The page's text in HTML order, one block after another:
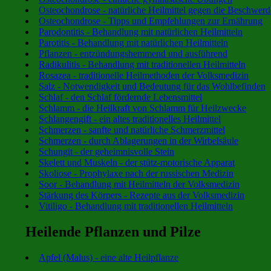
Osteochondrose - natürliche Heilmittel gegen die
Osteochondrose - Tipps und Empfehlungen zur Ernährung
Parodontitis - Behandlung mit natürlichen Heilmitteln
Parotitis - Behandlung mit natürlichen Heilmitteln
Pflanzen - entzündungshemmend und ausführend
Radikulitis - Behandlung mit traditionellen Heilmitteln
Rosazea - traditionelle Heilmethoden der Volksmedizin
Salz - Notwendigkeit und Bedeutung für das Wohlbefinden
Schlaf - den Schlaf fördernde Lebensmittel
Schlamm - die Heilkraft von Schlamm für Heilzwecke
Schlangengift - ein altes traditionelles Heilmittel
Schmerzen - sanfte und natürliche Schmerzmittel
Schmerzen - durch Ablagerungen in der Wirbelsäule
Schungit - der geheimnisvolle Stein
Skelett und Muskeln - der stütz-motorische Apparat
Skoliose - Prophylaxe nach der russischen Medizin
Soor - Behandlung mit Heilmitteln der Volksmedizin
Stärkung des Körpers - Rezepte aus der Volksmedizin
Vitiligo - Behandlung mit traditionellen Heilmitteln
Heilende Pflanzen und Pilze
Apfel (Malus) - eine alte Heilpflanze